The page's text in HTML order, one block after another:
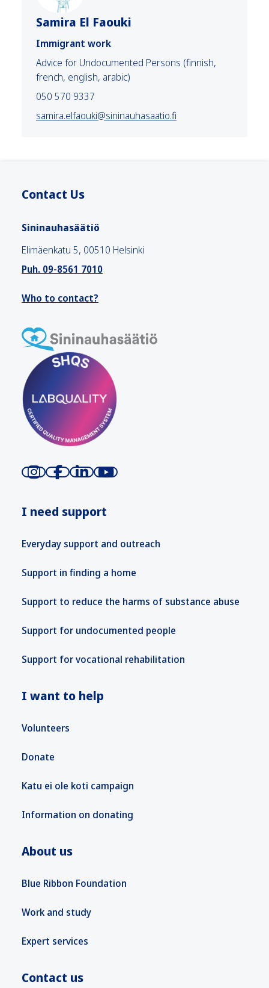
Samira El Faouki
Immigrant work
Advice for Undocumented Persons (finnish,
french, english, arabic)
050 570 9337
samira.elfaouki@sininauhasaatio.fi
Contact Us
Sininauhasäätiö
Elimäenkatu 5, 00510 Helsinki
Puh. 09-8561 7010
Who to contact?
I need support
Everyday support and outreach
Support in finding a home
Support to reduce the harms of substance abuse
Support for undocumented people
Support for vocational rehabilitation
I want to help
Volunteers
Donate
Katu ei ole koti campaign
Information on donating
About us
Blue Ribbon Foundation
Work and study
Expert services
Contact us